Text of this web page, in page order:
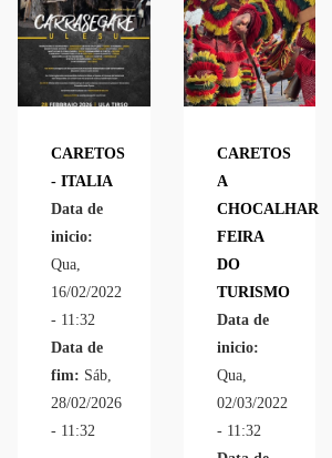
CARETOS
- ITALIA
Data de
inicio:
Qua,
16/02/2022
- 11:32
Data de
fim: Sáb,
28/02/2026
- 11:32
CARETOS
A
CHOCALHAR
FEIRA
DO
TURISMO
Data de
inicio:
Qua,
02/03/2022
- 11:32